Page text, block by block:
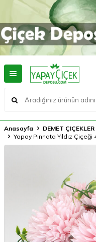
Anasayfa DEMET ÇIÇEKLER
Yapay Pinnata Yıldız Çiçeği